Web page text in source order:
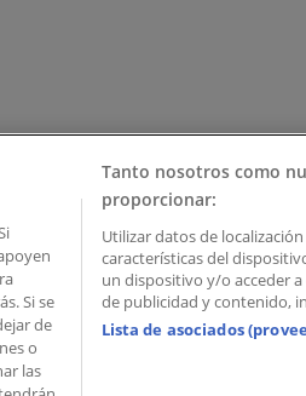
– 08039 Barcelona, Spain
Si se
de
o
las
Tanto nosotros como
proporcionar:
Utilizar datos de
características del
un dispositivo y/o acceder
de publicidad y contenido,
Lista de asociados